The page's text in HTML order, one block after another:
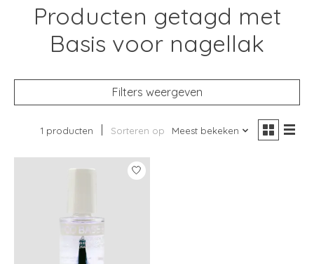
Producten getagd met
Basis voor nagellak
Filters weergeven
1 producten Sorteren op Meest bekeken